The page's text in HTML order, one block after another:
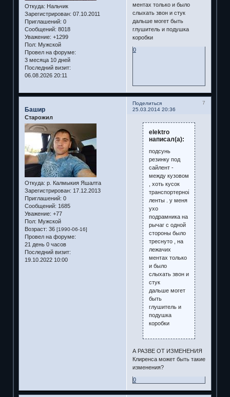
Откуда: Нальчик
Зарегистрирован: 07.10.2011
Приглашений: 0
Сообщений: 8018
Уважение: +1299
Пол: Мужской
Провел на форуме:
3 месяца 10 дней
Последний визит:
06.08.2026 20:11
ментах только и было
слыхать звон и стук
дальше могет быть
глушитель и подушка
коробки
0
Поделиться
7
25.03.2014 20:36
Башир
Старожил
Откуда: р. Калмыкия Яшалта
Зарегистрирован: 17.12.2013
Приглашений: 0
Сообщений: 1685
Уважение: +77
Пол: Мужской
Возраст: 36 [1990-06-16]
Провел на форуме:
21 день 0 часов
Последний визит:
19.10.2022 10:00
elektro
написал(а):
подсунь
резинку под
сайлент -
между кузовом
, хоть кусок
транспортерной
ленты . у меня
ухо
подрамника на
рычаг с одной
стороны было
треснуто , на
лежачих
ментах только
и было
слыхать звон и
стук
дальше могет
быть
глушитель и
подушка
коробки
А РАЗВЕ ОТ ИЗМЕНЕНИЯ
Клиренса может быть такие
изменения?
0